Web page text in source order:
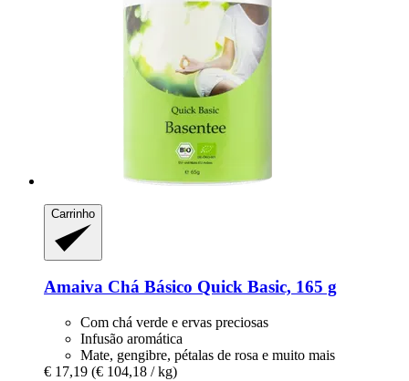
Carrinho
Amaiva Chá Básico Quick Basic, 165 g
Com chá verde e ervas preciosas
Infusão aromática
Mate, gengibre, pétalas de rosa e muito mais
€ 17,19 (€ 104,18 / kg)